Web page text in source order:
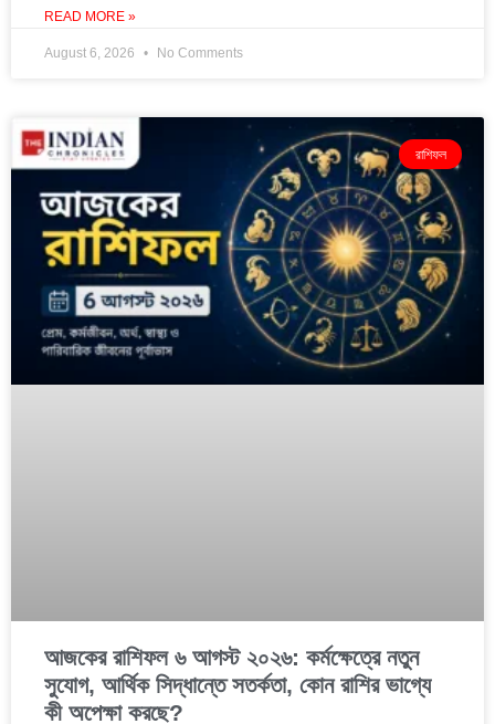
READ MORE »
August 6, 2026 No Comments
রাশিফল
আজকের রাশিফল ৬ আগস্ট ২০২৬: কর্মক্ষেত্রে নতুন
সুযোগ, আর্থিক সিদ্ধান্তে সতর্কতা, কোন রাশির ভাগ্যে
কী অপেক্ষা করছে?